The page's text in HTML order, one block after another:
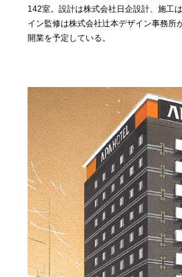
142室。設計は株式会社日企設計、施工
イン監修は株式会社辻本デザイン事務所
開業を予定している。